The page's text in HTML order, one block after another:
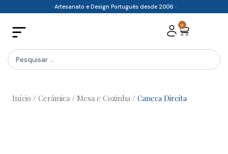
content
· Artesanato e Design Português desde 2006 ·
0
Cart
Search
...
Início / Cerâmica / Mesa e Cozinha / Caneca Direita